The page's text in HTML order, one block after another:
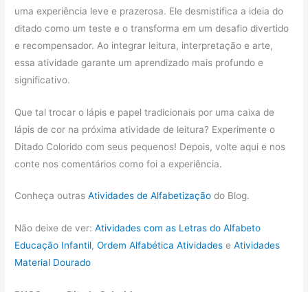
uma experiência leve e prazerosa. Ele desmistifica a ideia do
ditado como um teste e o transforma em um desafio divertido
e recompensador. Ao integrar leitura, interpretação e arte,
essa atividade garante um aprendizado mais profundo e
significativo.
Que tal trocar o lápis e papel tradicionais por uma caixa de
lápis de cor na próxima atividade de leitura? Experimente o
Ditado Colorido com seus pequenos! Depois, volte aqui e nos
conte nos comentários como foi a experiência.
Conheça outrasAtividades de Alfabetização do Blog.
Não deixe de ver:Atividades com as Letras do Alfabeto
Educação Infantil,Ordem Alfabética Atividades eAtividades
Material Dourado